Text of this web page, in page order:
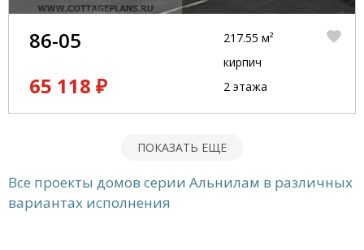
86-05
65 118 ₽
217.55 м²
кирпич
2 этажа
ПОКАЗАТЬ ЕЩЕ
Все проекты домов серии Альнилам в различных
вариантах исполнения